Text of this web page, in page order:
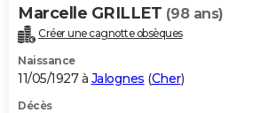
Marcelle GRILLET (98 ans)
Créer une cagnotte obsèques
Naissance
11/05/1927 à Jalognes (Cher)
Décès